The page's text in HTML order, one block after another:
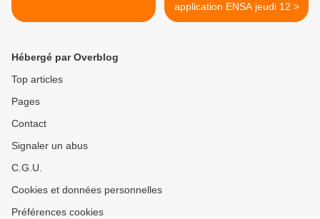
application ENSA jeudi 12 >
Hébergé par Overblog
Top articles
Pages
Contact
Signaler un abus
C.G.U.
Cookies et données personnelles
Préférences cookies